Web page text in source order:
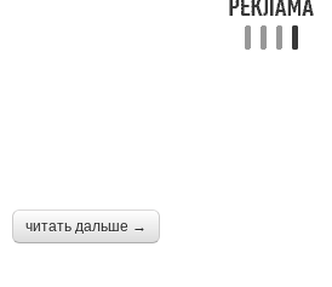
читать дальше →